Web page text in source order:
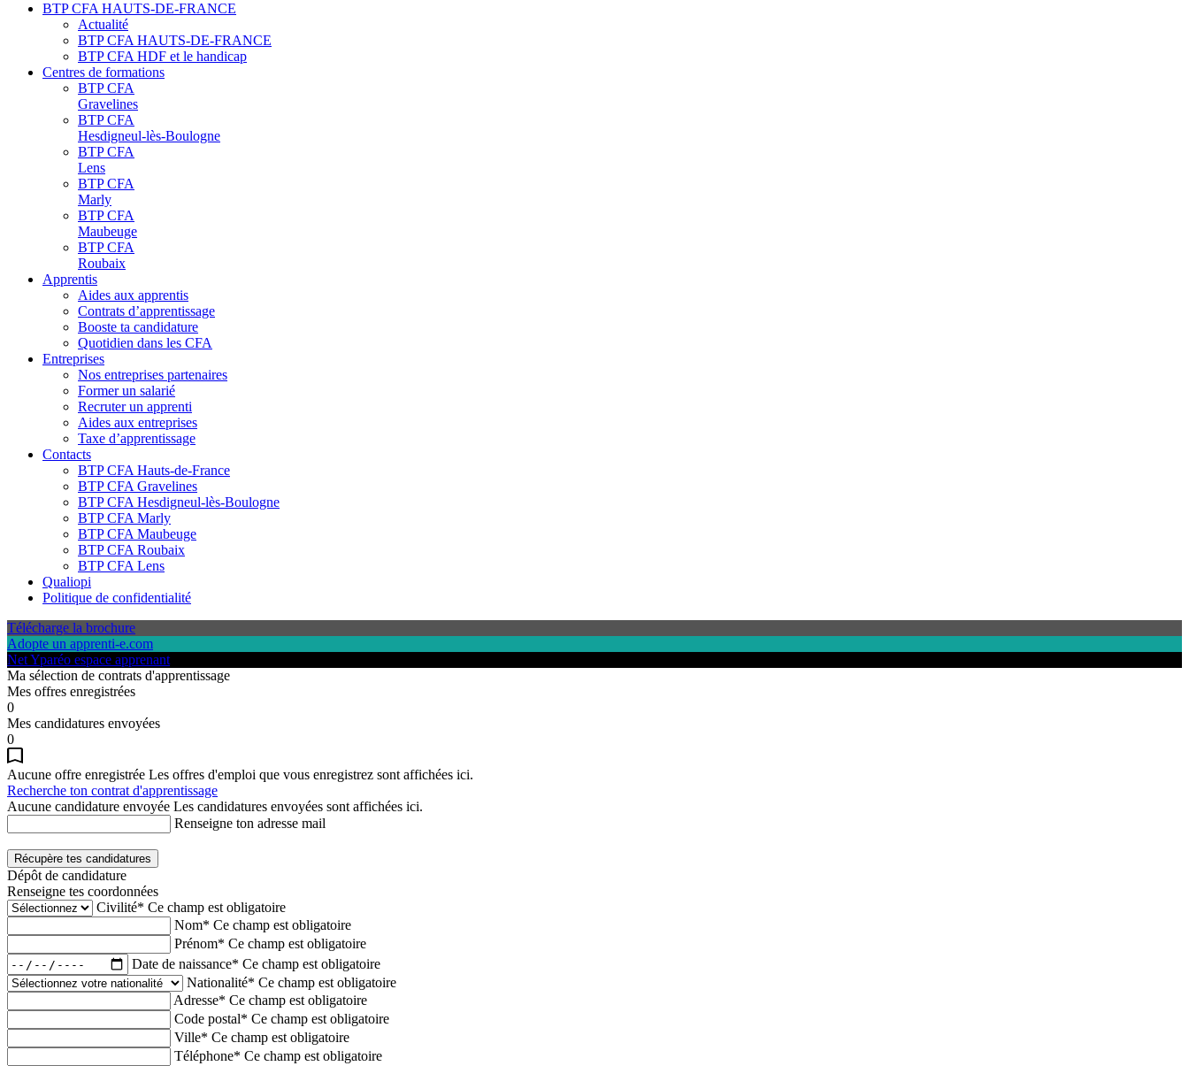
BTP CFA HAUTS-DE-FRANCE
Actualité
BTP CFA HAUTS-DE-FRANCE
BTP CFA HDF et le handicap
Centres de formations
BTP CFA
Gravelines
BTP CFA
Hesdigneul-lès-Boulogne
BTP CFA
Lens
BTP CFA
Marly
BTP CFA
Maubeuge
BTP CFA
Roubaix
Apprentis
Aides aux apprentis
Contrats d’apprentissage
Booste ta candidature
Quotidien dans les CFA
Entreprises
Nos entreprises partenaires
Former un salarié
Recruter un apprenti
Aides aux entreprises
Taxe d’apprentissage
Contacts
BTP CFA Hauts-de-France
BTP CFA Gravelines
BTP CFA Hesdigneul-lès-Boulogne
BTP CFA Marly
BTP CFA Maubeuge
BTP CFA Roubaix
BTP CFA Lens
Qualiopi
Politique de confidentialité
Télécharge la brochure
Adopte un apprenti-e.com
Net Yparéo espace apprenant
Ma sélection de contrats d'apprentissage
Mes offres enregistrées
0
Mes candidatures envoyées
0
Aucune offre enregistrée Les offres d'emploi que vous enregistrez sont affichées ici.
Recherche ton contrat d'apprentissage
Aucune candidature envoyée Les candidatures envoyées sont affichées ici.
Renseigne ton adresse mail
Récupère tes candidatures
Dépôt de candidature
Renseigne tes coordonnées
Civilité* Ce champ est obligatoire
Nom* Ce champ est obligatoire
Prénom* Ce champ est obligatoire
Date de naissance* Ce champ est obligatoire
Nationalité* Ce champ est obligatoire
Adresse* Ce champ est obligatoire
Code postal* Ce champ est obligatoire
Ville* Ce champ est obligatoire
Téléphone* Ce champ est obligatoire